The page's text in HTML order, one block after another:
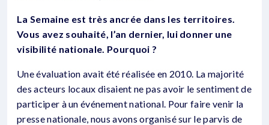
La Semaine est très ancrée dans les territoires.
Vous avez souhaité, l’an dernier, lui donner une
visibilité nationale. Pourquoi ?
Une évaluation avait été réalisée en 2010. La majorité
des acteurs locaux disaient ne pas avoir le sentiment de
participer à un événement national. Pour faire venir la
presse nationale, nous avons organisé sur le parvis de